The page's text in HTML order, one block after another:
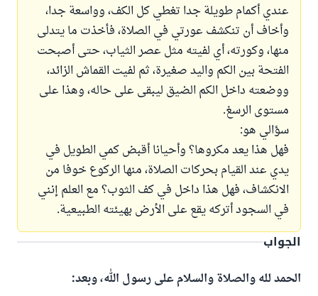
عندي أكمام طويلة جدا تغطي كل الكف، وواسعة جدا،
وأخاف أن تنكشف عورتي في الصلاة، فأخذت ما يتدلى
منها، وكورته، أي لفيته مثل عصر الثياب، حتى أصبحت
الفتحة بين الكم واليد صغيرة، ثم لفيت القماش الزائد،
ووضعته داخل الكم الضيق ليبقى على حاله، وهذا على
مستوى الرسغ.
سؤالي هو:
فهل هذا يعد مكروها؟ وأحيانا أقبض كمي الطويل في
يدي عند القيام بحركات الصلاة، منها الركوع خوفا من
الانكشاف، فهل هذا داخل في كف الثوب؟ مع العلم إنني
في السجود أتركه يقع على الأرض بهيئته الطبيعية.
الجواب
الحمد لله والصلاة والسلام على رسول الله، وبعد: